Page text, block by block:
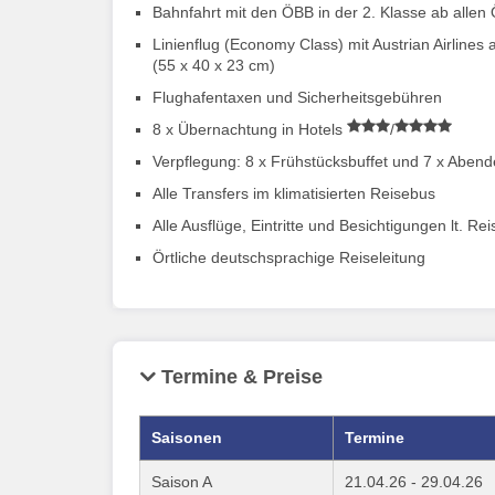
Bahnfahrt mit den ÖBB in der 2. Klasse ab
Linienflug (Economy Class) mit Austrian
(55 x 40 x 23 cm)
Flughafentaxen und Sicherheitsgebühren
8 x Übernachtung in Hotels
/
Verpflegung: 8 x Frühstücksbuffet und 7 x
Alle Transfers im klimatisierten Reisebus
Alle Ausflüge, Eintritte und Besichtigungen lt.
Örtliche deutschsprachige Reiseleitung
Termine & Preise
Saisonen Termine
Saison A 21.04.26 - 29.04.26